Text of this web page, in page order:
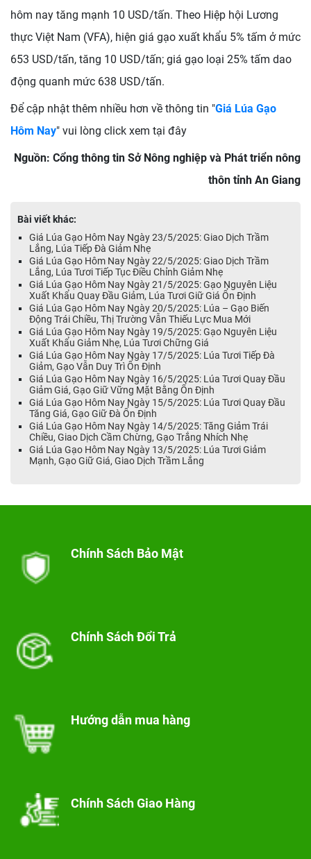
hôm nay tăng mạnh 10 USD/tấn. Theo Hiệp hội Lương
thực Việt Nam (VFA), hiện giá gạo xuất khẩu 5% tấm ở mức
653 USD/tấn, tăng 10 USD/tấn; giá gạo loại 25% tấm dao
động quanh mức 638 USD/tấn.
Để cập nhật thêm nhiều hơn về thông tin "Giá Lúa Gạo
Hôm Nay" vui lòng click xem tại đây
Nguồn: Cổng thông tin Sở Nông nghiệp và Phát triển nông
thôn tỉnh An Giang
Bài viết khác:
Giá Lúa Gạo Hôm Nay Ngày 23/5/2025: Giao Dịch Trầm
Lắng, Lúa Tiếp Đà Giảm Nhẹ
Giá Lúa Gạo Hôm Nay Ngày 22/5/2025: Giao Dịch Trầm
Lắng, Lúa Tươi Tiếp Tục Điều Chỉnh Giảm Nhẹ
Giá Lúa Gạo Hôm Nay Ngày 21/5/2025: Gạo Nguyên Liệu
Xuất Khẩu Quay Đầu Giảm, Lúa Tươi Giữ Giá Ổn Định
Giá Lúa Gạo Hôm Nay Ngày 20/5/2025: Lúa – Gạo Biến
Động Trái Chiều, Thị Trường Vẫn Thiếu Lực Mua Mới
Giá Lúa Gạo Hôm Nay Ngày 19/5/2025: Gạo Nguyên Liệu
Xuất Khẩu Giảm Nhẹ, Lúa Tươi Chững Giá
Giá Lúa Gạo Hôm Nay Ngày 17/5/2025: Lúa Tươi Tiếp Đà
Giảm, Gạo Vẫn Duy Trì Ổn Định
Giá Lúa Gạo Hôm Nay Ngày 16/5/2025: Lúa Tươi Quay Đầu
Giảm Giá, Gạo Giữ Vững Mặt Bằng Ổn Định
Giá Lúa Gạo Hôm Nay Ngày 15/5/2025: Lúa Tươi Quay Đầu
Tăng Giá, Gạo Giữ Đà Ổn Định
Giá Lúa Gạo Hôm Nay Ngày 14/5/2025: Tăng Giảm Trái
Chiều, Giao Dịch Cầm Chừng, Gạo Trắng Nhích Nhẹ
Giá Lúa Gạo Hôm Nay Ngày 13/5/2025: Lúa Tươi Giảm
Mạnh, Gạo Giữ Giá, Giao Dịch Trầm Lắng
Chính Sách Bảo Mật
Chính Sách Đổi Trả
Hướng dẫn mua hàng
Chính Sách Giao Hàng